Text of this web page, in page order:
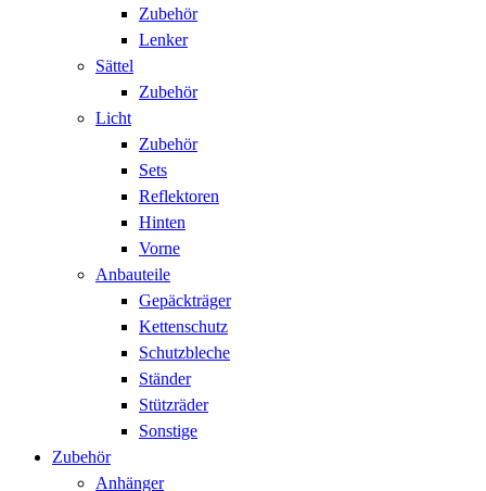
Zubehör
Lenker
Sättel
Zubehör
Licht
Zubehör
Sets
Reflektoren
Hinten
Vorne
Anbauteile
Gepäckträger
Kettenschutz
Schutzbleche
Ständer
Stützräder
Sonstige
Zubehör
Anhänger